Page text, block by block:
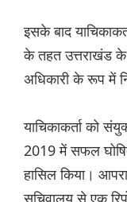
इसके बाद
के तहत उत्तराखंड के
अधिकारी के रूप में
याचिकाकर्ता को
2019 में सफल
हासिल किया।